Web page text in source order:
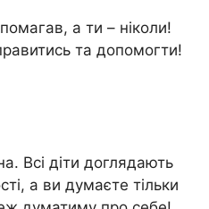
а ти – ніколи!
та допомогти!
Всі діти доглядають
а ви думаєте тільки